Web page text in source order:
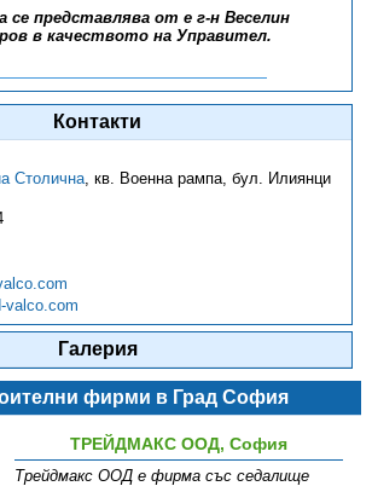
се представлява от е г-н Веселин
в качеството на Управител.
Контакти
Столична,кв. Военна рампа, бул. Илиянци
valco.com
Галерия
фирми в Град София
ТРЕЙДМАКС ООД, София
Трейдмакс ООД е фирма със седалище